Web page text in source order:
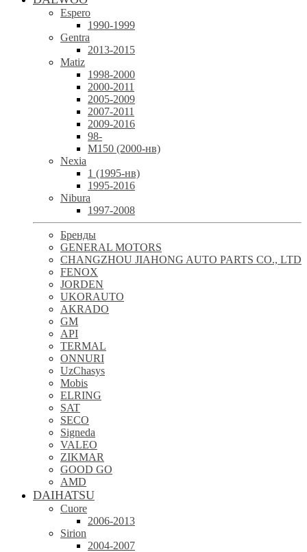
Espero
1990-1999
Gentra
2013-2015
Matiz
1998-2000
2000-2011
2005-2009
2007-2011
2009-2016
98-
М150 (2000-нв)
Nexia
1 (1995-нв)
1995-2016
Nibura
1997-2008
Бренды
GENERAL MOTORS
CHANGZHOU JIAHONG AUTO PARTS CO., LTD
FENOX
JORDEN
UKORAUTO
AKRADO
GM
API
TERMAL
ONNURI
UzChasys
Mobis
ELRING
SAT
SECO
Signeda
VALEO
ZIKMAR
GOOD GO
AMD
DAIHATSU
Cuore
2006-2013
Sirion
2004-2007